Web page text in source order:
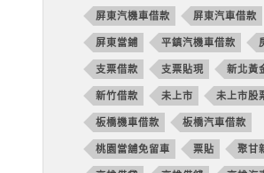
屏東汽機車借款 屏東汽車借款
屏東當鋪 平鎮汽機車借款
支票借款 支票貼現 新北黃
新竹借款 未上市 未上市股
板橋機車借款 板橋汽車借款
桃園當舖免留車 票貼 聚甘